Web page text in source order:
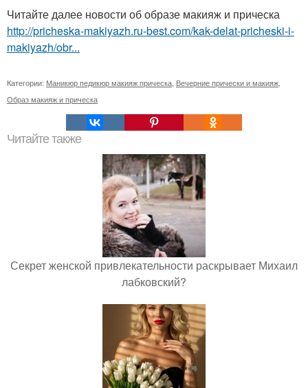
Читайте далее новости об образе макияж и прическа
http://pricheska-makiyazh.ru-best.com/kak-delat-pricheski-i-
makiyazh/obr...
Категории: Маникюр педикюр макияж прическа, Вечерние прически и макияж,
Образ макияж и прическа
Читайте также
Секрет женской привлекательности раскрывает Михаил
лабковский?